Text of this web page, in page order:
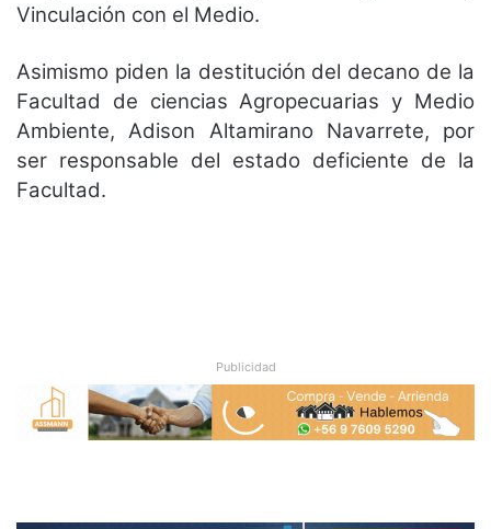
Vinculación con el Medio.
Asimismo piden la destitución del decano de la
Facultad de ciencias Agropecuarias y Medio
Ambiente, Adison Altamirano Navarrete, por
ser responsable del estado deficiente de la
Facultad.
Publicidad